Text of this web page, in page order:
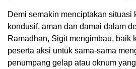
Demi semakin menciptakan situasi
kondusif, aman dan damai dalam
Ramadhan, Sigit mengimbau, baik
peserta aksi untuk sama-sama
penumpang gelap atau oknum